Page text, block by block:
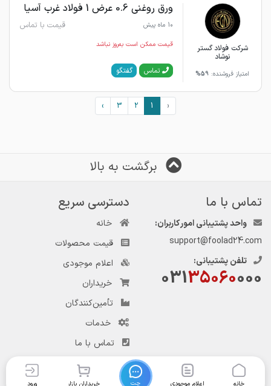
شرکت فولاد گستر
نوشاد
امتیاز فروشنده: 59%
ورق روغنی 0.6 عرض 1 فولاد غرب آسیا
10 ماه پیش قیمت با تماس
قیمت ممکن است به‌روز نباشد
تماس گفتگو
‹
1
2
3
›
برگشت به بالا
تماس با ما
واحد پشتیبانی امور کاربران:
support@foolad24.com
تلفن پشتیبانی:
03135060000
دسترسی سریع
خانه
قیمت محصولات
اعلام موجودی
خریداران
تأمین‌کنندگان
خدمات
تماس با ما
خانه اعلام موجودی چت خریداران بازار ورود